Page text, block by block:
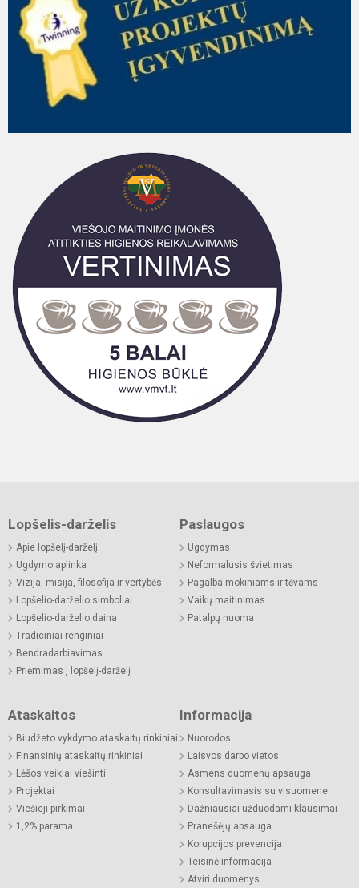
Lopšelis-darželis
Apie lopšelį-darželį
Ugdymo aplinka
Vizija, misija, filosofija ir vertybės
Lopšelio-darželio simboliai
Lopšelio-darželio daina
Tradiciniai renginiai
Bendradarbiavimas
Priėmimas į lopšelį-darželį
Paslaugos
Ugdymas
Neformalusis švietimas
Pagalba mokiniams ir tėvams
Vaikų maitinimas
Patalpų nuoma
Ataskaitos
Biudžeto vykdymo ataskaitų rinkiniai
Finansinių ataskaitų rinkiniai
Lėšos veiklai viešinti
Projektai
Viešieji pirkimai
1,2% parama
Informacija
Nuorodos
Laisvos darbo vietos
Asmens duomenų apsauga
Konsultavimasis su visuomene
Dažniausiai užduodami klausimai
Pranešėjų apsauga
Korupcijos prevencija
Teisinė informacija
Atviri duomenys